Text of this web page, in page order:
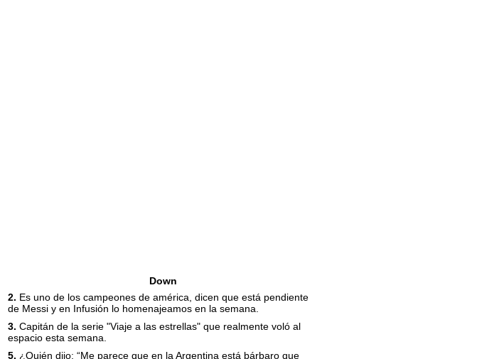
Down
2. Es uno de los campeones de américa, dicen que está pendiente
de Messi y en Infusión lo homenajeamos en la semana.
3. Capitán de la serie "Viaje a las estrellas" que realmente voló al
espacio esta semana.
5. ¿Quién dijo: “Me parece que en la Argentina está bárbaro que